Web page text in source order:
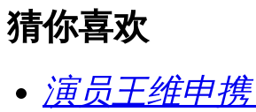
猜你喜欢
演员王维申